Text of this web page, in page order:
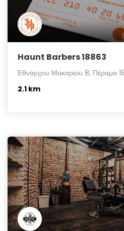
Haunt Barbers 18863
Εθνάρχου Μακαρίου 8, Πέραμα
2.1 km